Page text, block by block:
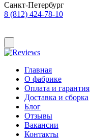
Санкт-Петербург
8 (812) 424-78-10
Главная
О фабрике
Оплата и гарантия
Доставка и сборка
Блог
Отзывы
Вакансии
Контакты